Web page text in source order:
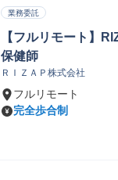
業務委託
【フルリモート】
保健師
ＲＩＺＡＰ株式会社
フルリモート
完全歩合制